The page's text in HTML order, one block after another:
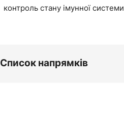
контроль стану імунної системи
Список напрямків